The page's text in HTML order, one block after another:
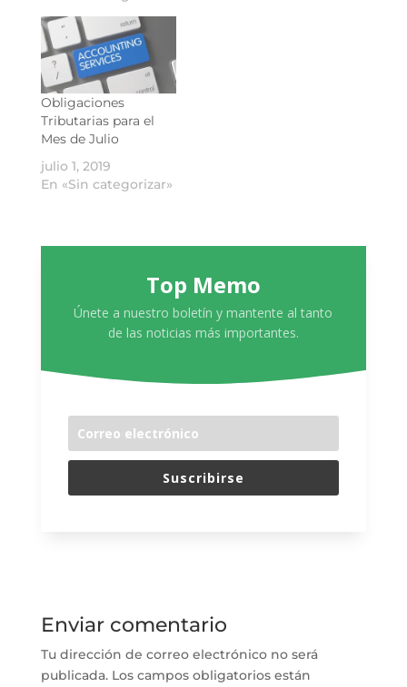
Obligaciones
Tributarias para el
Mes de Julio
julio 1, 2019
En «Sin categorizar»
Top Memo
Únete a nuestro boletín y mantente al tanto
de las noticias más importantes.
Suscribirse
Enviar comentario
Tu dirección de correo electrónico no será
publicada. Los campos obligatorios están